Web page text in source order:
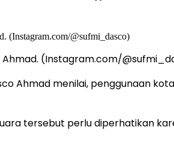
Ahmad. (Instagram.com/
Ahmad menilai, penggunaan
tersebut perlu diperhatikan